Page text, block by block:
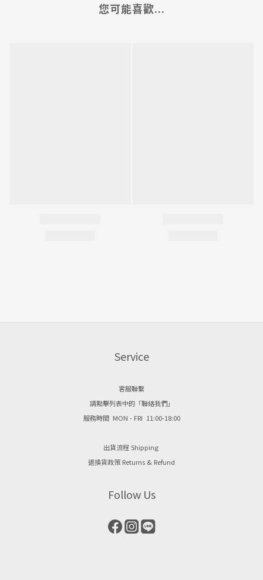
您可能喜歡...
Service
客服聯繫
請點擊列表中的「聯絡我們」
服務時間 MON - FRI 11:00-18:00
出貨流程 Shipping
退換貨政策 Returns & Refund
Follow Us